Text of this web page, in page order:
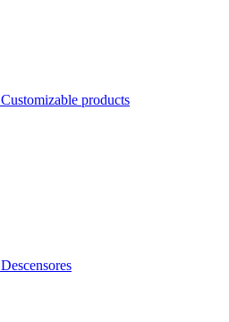
Customizable products
Descensores